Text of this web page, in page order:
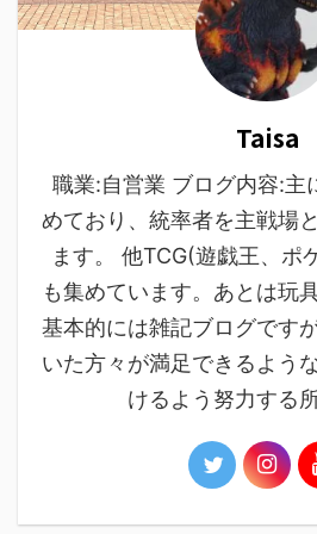
Taisa
職業:自営業 ブログ内容:主
めており、統率者を主戦場
ます。 他TCG(遊戯王、ポ
も集めています。あとは玩
基本的には雑記ブログです
いた方々が満足できるよう
けるよう努力する